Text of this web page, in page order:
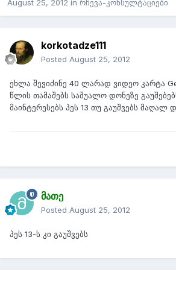
August 25, 2012 in რჩევა-კონსულტაციები
korkotadze111
Posted August 25, 2012
ეხლა შევიძინე 40 ლარად ვიდეო კარტა
წლის თამაშებს საშუალო დონეზე
მაინტერესებს პეს 13 თუ გაუშვებს მაღალ
მათე
Posted August 25, 2012
პეს 13-ს კი გაუშვებს